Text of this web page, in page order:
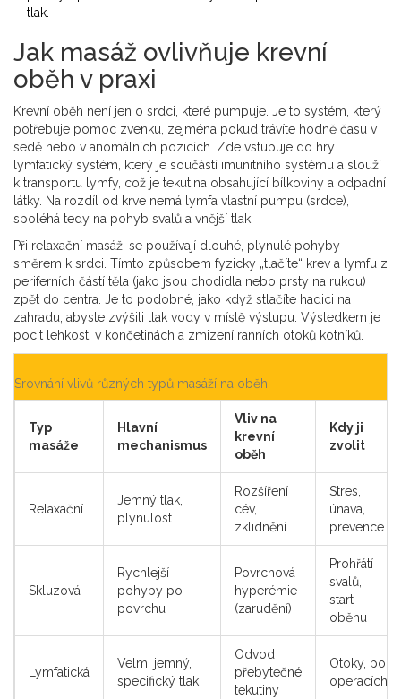
tlak.
Jak masáž ovlivňuje krevní
oběh v praxi
Krevní oběh není jen o srdci, které pumpuje. Je to systém, který
potřebuje pomoc zvenku, zejména pokud trávíte hodně času v
sedě nebo v anomálních pozicích. Zde vstupuje do hry
lymfatický systém , který je součástí imunitního systému a slouží
k transportu lymfy, což je tekutina obsahující bílkoviny a odpadní
látky. Na rozdíl od krve nemá lymfa vlastní pumpu (srdce),
spoléhá tedy na pohyb svalů a vnější tlak.
Při relaxační masáži se používají dlouhé, plynulé pohyby
směrem k srdci. Tímto způsobem fyzicky „tlačíte“ krev a lymfu z
periferních částí těla (jako jsou chodidla nebo prsty na rukou)
zpět do centra. Je to podobné, jako když stlačíte hadici na
zahradu, abyste zvýšili tlak vody v místě výstupu. Výsledkem je
pocit lehkosti v končetinách a zmizení ranních otoků kotníků.
Srovnání vlivů různých typů masáží na oběh
Typ
masáže
Hlavní
mechanismus
Vliv na
krevní
oběh
Kdy ji
zvolit
Relaxační
Jemný tlak,
plynulost
Rozšíření
cév,
zklidnění
Stres,
únava,
prevence
Skluzová
Rychlejší
pohyby po
povrchu
Povrchová
hyperémie
(zarudění)
Prohřátí
svalů,
start
oběhu
Lymfatická
Velmi jemný,
specifický tlak
Odvod
přebytečné
tekutiny
Otoky, po
operacích